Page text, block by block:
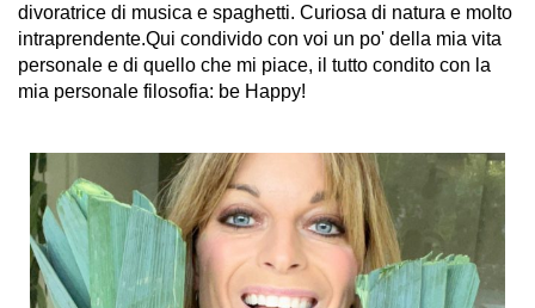
divoratrice di musica e spaghetti. Curiosa di natura e molto
intraprendente.Qui condivido con voi un po' della mia vita
personale e di quello che mi piace, il tutto condito con la
mia personale filosofia: be Happy!